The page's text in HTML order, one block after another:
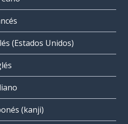
(Estados Unidos)
(kanji)